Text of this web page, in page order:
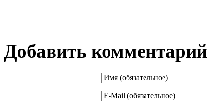
Добавить комментарий
Имя (обязательное)
E-Mail (обязательное)